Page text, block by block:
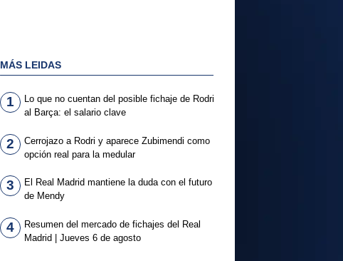
MÁS LEIDAS
1
Lo que no cuentan del posible fichaje de Rodri
al Barça: el salario clave
2
Cerrojazo a Rodri y aparece Zubimendi como
opción real para la medular
3
El Real Madrid mantiene la duda con el futuro
de Mendy
4
Resumen del mercado de fichajes del Real
Madrid | Jueves 6 de agosto